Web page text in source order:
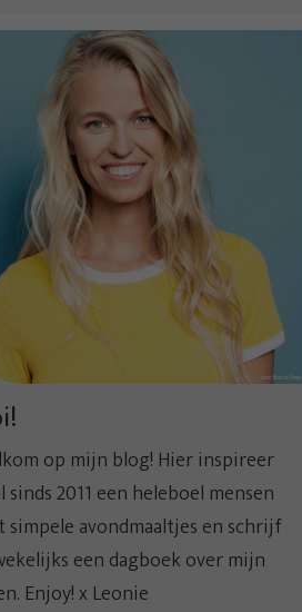
op mijn blog! Hier inspireer
sinds 2011 een heleboel mensen
simpele avondmaaltjes en schrijf
een dagboek over mijn
Enjoy! x Leonie